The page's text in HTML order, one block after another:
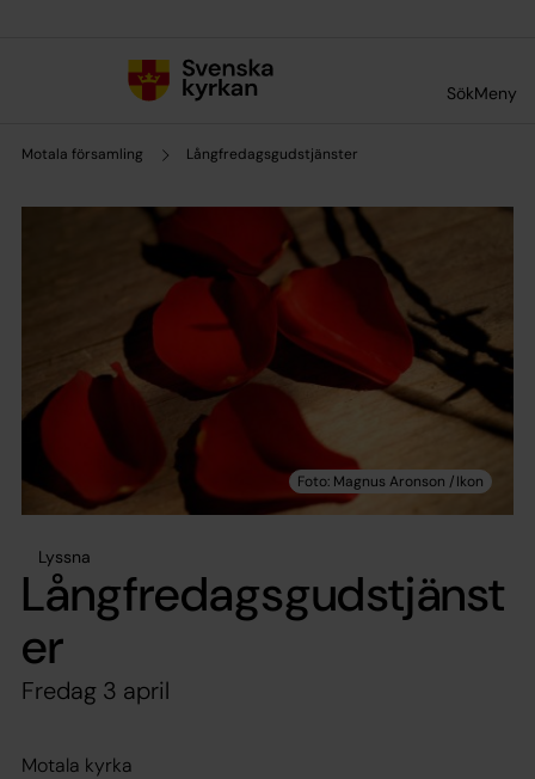
SökMeny
Motala församling Långfredagsgudstjänster
Lyssna
Långfredagsgudstjänst
er
Fredag 3 april
Motala kyrka